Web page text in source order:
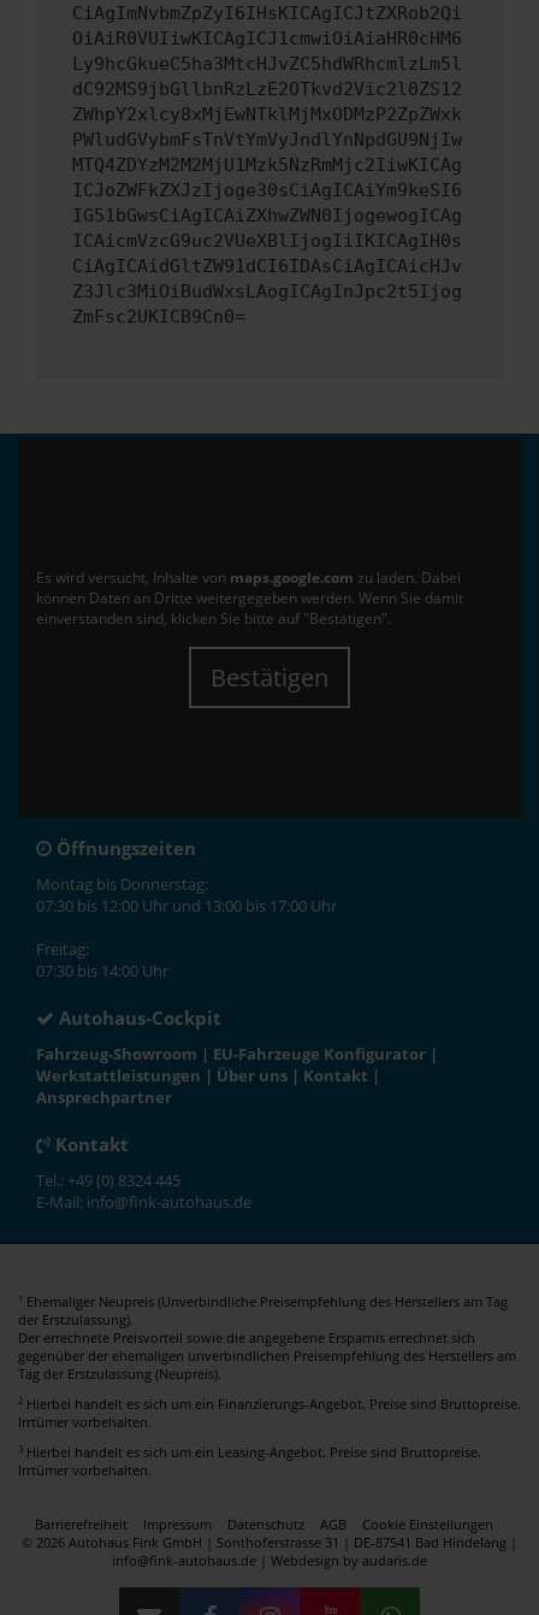
CiAgImNvbmZpZyI6IHsKICAgICJtZXRob2Qi
OiAiR0VUIiwKICAgICJ1cmwiOiAiaHR0cHM6
Ly9hcGkueC5ha3MtcHJvZC5hdWRhcmlzLm5l
dC92MS9jbGllbnRzLzE2OTkvd2Vic2l0ZS12
ZWhpY2xlcy8xMjEwNTklMjMxODMzP2ZpZWxk
PWludGVybmFsTnVtYmVyJndlYnNpdGU9NjIw
MTQ4ZDYzM2M2MjU1Mzk5NzRmMjc2IiwKICAg
ICJoZWFkZXJzIjoge30sCiAgICAiYm9keSI6
IG51bGwsCiAgICAiZXhwZWN0IjogewogICAg
ICAicmVzcG9uc2VUeXBlIjogIiIKICAgIH0s
CiAgICAidGltZW91dCI6IDAsCiAgICAicHJv
Z3Jlc3MiOiBudWxsLAogICAgInJpc2t5Ijog
ZmFsc2UKICB9Cn0=
Es wird versucht, Inhalte von maps.google.com zu laden. Dabei
können Daten an Dritte weitergegeben werden. Wenn Sie damit
einverstanden sind, klicken Sie bitte auf "Bestätigen".
Bestätigen
Öffnungszeiten
Montag bis Donnerstag:
07:30 bis 12:00 Uhr und 13:00 bis 17:00 Uhr
Freitag:
07:30 bis 14:00 Uhr
Autohaus-Cockpit
Fahrzeug-Showroom | EU-Fahrzeuge Konfigurator |
Werkstattleistungen | Über uns | Kontakt |
Ansprechpartner
Kontakt
Tel.: +49 (0) 8324 445
E-Mail: info@fink-autohaus.de
1 Ehemaliger Neupreis (Unverbindliche Preisempfehlung des Herstellers am Tag
der Erstzulassung).
Der errechnete Preisvorteil sowie die angegebene Ersparnis errechnet sich
gegenüber der ehemaligen unverbindlichen Preisempfehlung des Herstellers am
Tag der Erstzulassung (Neupreis).
2 Hierbei handelt es sich um ein Finanzierungs-Angebot. Preise sind Bruttopreise.
Irrtümer vorbehalten.
3 Hierbei handelt es sich um ein Leasing-Angebot. Preise sind Bruttopreise.
Irrtümer vorbehalten.
Barrierefreiheit Impressum Datenschutz AGB
Cookie Einstellungen
© 2026 Autohaus Fink GmbH | Sonthoferstrasse 31 | DE-87541 Bad Hindelang |
info@fink-autohaus.de | Webdesign by audaris.de